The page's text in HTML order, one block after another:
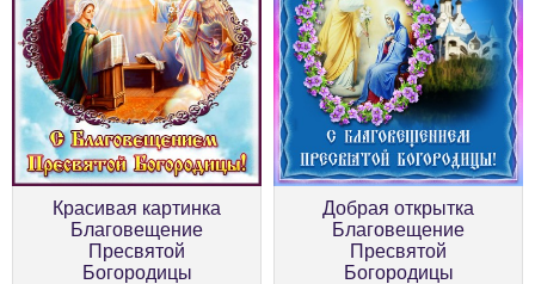
Красивая картинка
Благовещение
Пресвятой
Богородицы
Добрая открытка
Благовещение
Пресвятой
Богородицы